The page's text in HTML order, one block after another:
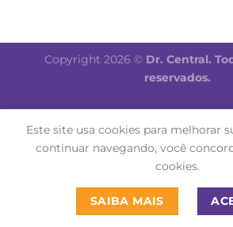
Copyright 2026 © Dr. Central.
reservados.
Este site usa cookies para melhorar
continuar navegando, você
cookies.
SAIBA MAIS